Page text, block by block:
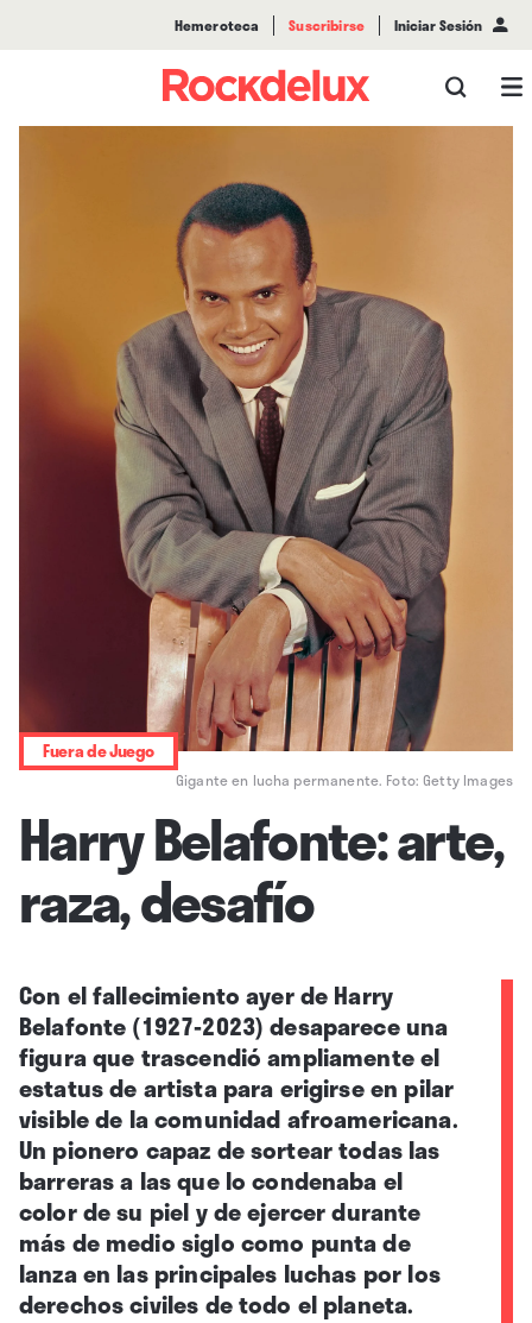
Hemeroteca Suscribirse Iniciar Sesión
Gigante en lucha permanente. Foto: Getty Images
Fuera de Juego
Harry Belafonte: arte,
raza, desafío
Con el fallecimiento ayer de Harry
Belafonte (1927-2023) desaparece una
figura que trascendió ampliamente el
estatus de artista para erigirse en pilar
visible de la comunidad afroamericana.
Un pionero capaz de sortear todas las
barreras a las que lo condenaba el
color de su piel y de ejercer durante
más de medio siglo como punta de
lanza en las principales luchas por los
derechos civiles de todo el planeta.